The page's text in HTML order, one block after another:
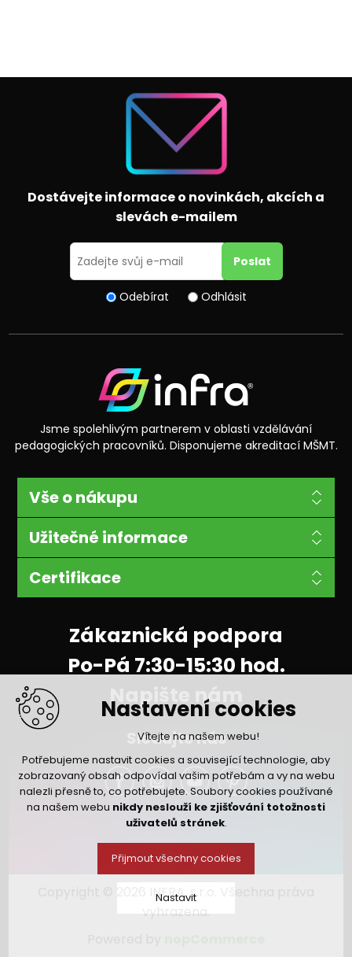
Dostávejte informace o novinkách, akcích a
slevách e-mailem
Odebírat Odhlásit
Jsme spolehlivým partnerem v oblasti vzdělávání
pedagogických pracovníků. Disponujeme akreditací MŠMT.
Vše o nákupu
Užitečné informace
Certifikace
Zákaznická podpora
Po-Pá 7:30-15:30 hod.
Napište nám
Sledujte nás
Copyright © 2026 INFRA, s.r.o. Všechna práva
vyhrazena.
Nastavení cookies
Vítejte na našem webu!
Potřebujeme nastavit cookies a související technologie, aby
zobrazovaný obsah odpovídal vašim potřebám a vy na webu
nalezli přesně to, co potřebujete. Soubory cookies používané
na našem webu nikdy neslouží ke zjišťování totožnosti
uživatelů stránek.
Přijmout všechny cookies
Nastavit